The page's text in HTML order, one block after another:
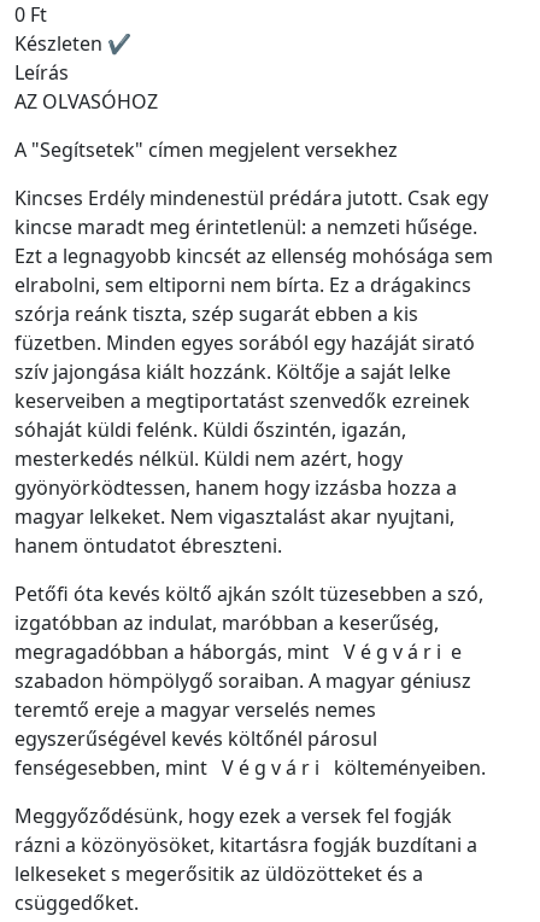
0 Ft
Készleten ✔
Leírás
AZ OLVASÓHOZ
A "Segítsetek" címen megjelent versekhez
Kincses Erdély mindenestül prédára jutott. Csak egy
kincse maradt meg érintetlenül: a nemzeti hűsége.
Ezt a legnagyobb kincsét az ellenség mohósága sem
elrabolni, sem eltiporni nem bírta. Ez a drágakincs
szórja reánk tiszta, szép sugarát ebben a kis
füzetben. Minden egyes sorából egy hazáját sirató
szív jajongása kiált hozzánk. Költője a saját lelke
keserveiben a megtiportatást szenvedők ezreinek
sóhaját küldi felénk. Küldi őszintén, igazán,
mesterkedés nélkül. Küldi nem azért, hogy
gyönyörködtessen, hanem hogy izzásba hozza a
magyar lelkeket. Nem vigasztalást akar nyujtani,
hanem öntudatot ébreszteni.
Petőfi óta kevés költő ajkán szólt tüzesebben a szó,
izgatóbban az indulat, maróbban a keserűség,
megragadóbban a háborgás, mint V é g v á r i e
szabadon hömpölygő soraiban. A magyar géniusz
teremtő ereje a magyar verselés nemes
egyszerűségével kevés költőnél párosul
fenségesebben, mint V é g v á r i költeményeiben.
Meggyőződésünk, hogy ezek a versek fel fogják
rázni a közönyösöket, kitartásra fogják buzdítani a
lelkeseket s megerősitik az üldözötteket és a
csüggedőket.